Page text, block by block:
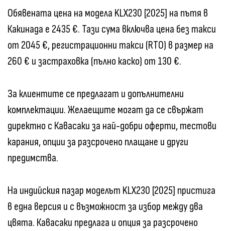
Обявената цена на модела KLX230 [2025] на пътя в
Какинада е 2435 €. Тази сума включва цена без такси
от 2045 €, регистрационни такси (RTO) в размер на
260 € и застраховка (пълно каско) от 130 €.
За клиентите се предлагат и допълнителни
комплектации. Желаещите могат да се свържат
директно с Кавасаки за най-добри оферти, тестови
карания, опции за разсрочено плащане и други
предимства.
На индийския пазар моделът KLX230 [2025] пристига
в една версия и с възможност за избор между два
цвята. Кавасаки предлага и опция за разсрочено